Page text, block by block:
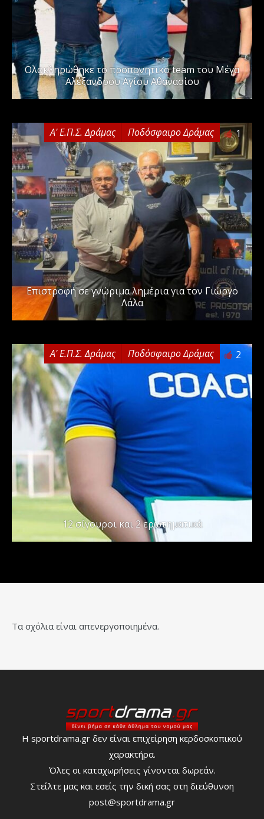
Ολοκληρώθηκε το προπονητικό team του Μέγα
Αλέξανδρου Αγίου Αθανασίου
Α' Ε.Π.Σ. Δράμας Ποδόσφαιρο Δράμας 1
Επιστροφή σε γνώριμα λημέρια για τον Γιώργο
Λάλα
Α' Ε.Π.Σ. Δράμας Ποδόσφαιρο Δράμας 2
12 σίγουροι και 2 ερωτηματικά
Τα σχόλια είναι απενεργοποιημένα.
Η sportdrama.gr δεν είναι επιχείρηση κερδοσκοπικού
χαρακτήρα.
Όλες οι καταχωρήσεις γίνονται δωρεάν.
Στείλτε μας και εσείς την δική σας στη διεύθυνση
post@sportdrama.gr